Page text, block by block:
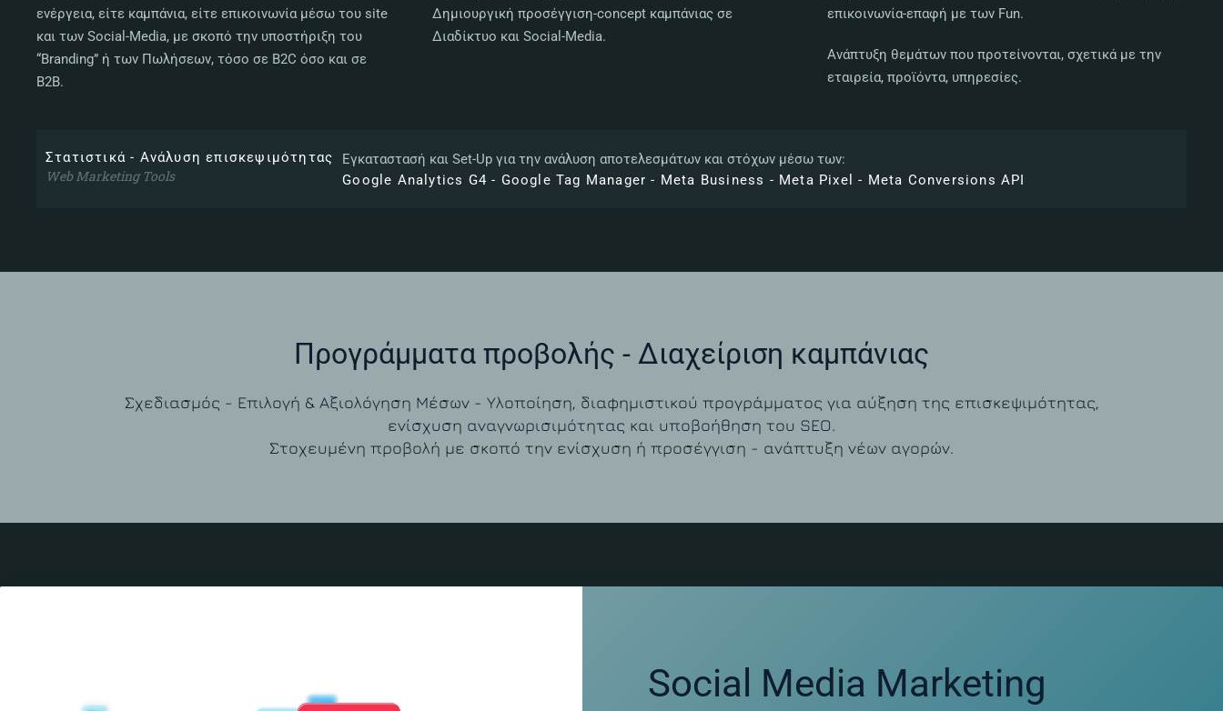
ενέργεια, είτε καμπάνια, είτε επικοινωνία μέσω του site
και των Social-Media, με σκοπό την υποστήριξη του
“Branding” ή των Πωλήσεων, τόσο σε B2C όσο και σε
B2B.
Δημιουργική προσέγγιση-concept καμπάνιας σε
Διαδίκτυο και Social-Media.
επικοινωνία-επαφή με των Fun.
Ανάπτυξη θεμάτων που προτείνονται, σχετικά με την
εταιρεία, προϊόντα, υπηρεσίες.
Στατιστικά - Ανάλυση επισκεψιμότητας
Web Marketing Tools
Εγκαταστασή και Set-Up για την ανάλυση αποτελεσμάτων και στόχων μέσω των:
Google Analytics G4 - Google Tag Manager - Meta Business - Meta Pixel - Meta Conversions API
Προγράμματα προβολής - Διαχείριση καμπάνιας
Σχεδιασμός - Επιλογή & Αξιολόγηση Μέσων - Υλοποίηση, διαφημιστικού προγράμματος για αύξηση της επισκεψιμότητας,
ενίσχυση αναγνωρισιμότητας και υποβοήθηση του SEO.
Στοχευμένη προβολή με σκοπό την ενίσχυση ή προσέγγιση - ανάπτυξη νέων αγορών.
Social Media Marketing